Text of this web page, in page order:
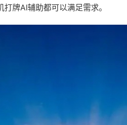
牌AI辅助都可以满足需求。